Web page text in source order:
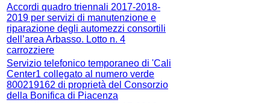
Accordi quadro triennali 2017-2018-
2019 per servizi di manutenzione e
riparazione degli automezzi consortili
dell’area Arbasso. Lotto n. 4
carrozziere
Servizio telefonico temporaneo di 'Cali
Center1 collegato al numero verde
800219162 di proprietà del Consorzio
della Bonifica di Piacenza